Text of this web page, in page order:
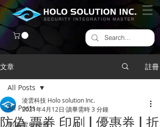
文章 註冊
All Posts
防偽雷射標籤
All Posts
防偽 票券 印刷 | 優惠券 | 折
淩雲科技 Holo solution Inc.
2021年4月12日 讀畢需時 3 分鐘